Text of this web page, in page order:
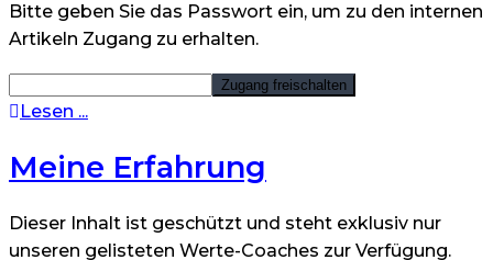
Bitte geben Sie das Passwort ein, um zu den internen
Artikeln Zugang zu erhalten.
Lesen ...
Meine Erfahrung
Dieser Inhalt ist geschützt und steht exklusiv nur
unseren gelisteten Werte-Coaches zur Verfügung.